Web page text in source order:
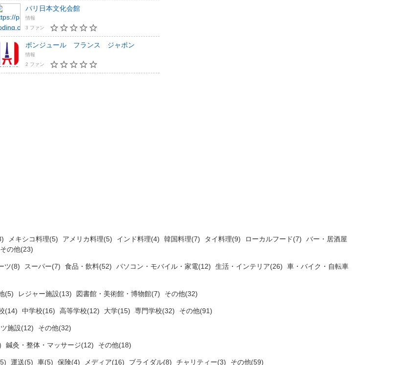
パリ日本文化会館
情報
3 ファン
ボンジュール フランス ジャポン
情報
2 ファン
メキシコ料理(5) アメリカ料理(5) インド料理(4) 韓国料理(7) タイ料理(9) ローカルフード(7)
バー・居酒屋
その他(23)
ツ(8) スーパー(7) 食品・飲料(52) パソコン・モバイル・家電(12) 生活・インテリア(26)
車・バイク・自転車
(5) レジャー施設(13) 図書館・美術館・博物館(7) その他(32)
(14) 中学校(16) 高等学校(12) 大学(15) 専門学校(32) その他(91)
施設(12) その他(32)
鍼灸・整体・マッサージ(12) その他(18)
運送(5) 車(5) 保険(4) メディア(16) ブライダル(8) チャリティー(3) その他(59)